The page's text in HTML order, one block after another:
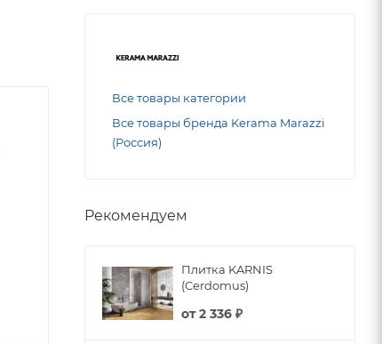
Все товары категории
Все товары бренда Kerama Marazzi
(Россия)
Рекомендуем
Плитка KARNIS
(Cerdomus)
от2 336 ₽